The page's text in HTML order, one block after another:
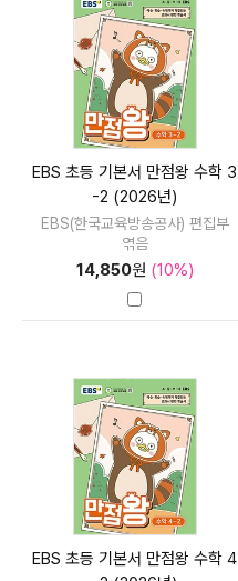
EBS 초등 기본서 만점왕 수학 3
-2 (2026년)
EBS(한국교육방송공사) 편집부
엮음
14,850원 (10%)
EBS 초등 기본서 만점왕 수학 4